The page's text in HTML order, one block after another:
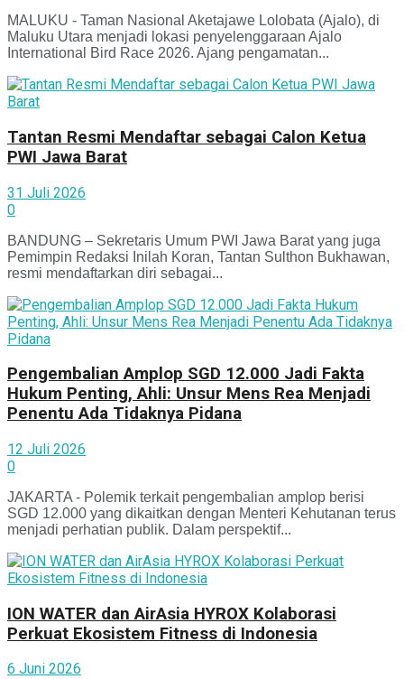
MALUKU - Taman Nasional Aketajawe Lolobata (Ajalo), di
Maluku Utara menjadi lokasi penyelenggaraan Ajalo
International Bird Race 2026. Ajang pengamatan...
Tantan Resmi Mendaftar sebagai Calon Ketua
PWI Jawa Barat
31 Juli 2026
0
BANDUNG – Sekretaris Umum PWI Jawa Barat yang juga
Pemimpin Redaksi Inilah Koran, Tantan Sulthon Bukhawan,
resmi mendaftarkan diri sebagai...
Pengembalian Amplop SGD 12.000 Jadi Fakta
Hukum Penting, Ahli: Unsur Mens Rea Menjadi
Penentu Ada Tidaknya Pidana
12 Juli 2026
0
JAKARTA - Polemik terkait pengembalian amplop berisi
SGD 12.000 yang dikaitkan dengan Menteri Kehutanan terus
menjadi perhatian publik. Dalam perspektif...
ION WATER dan AirAsia HYROX Kolaborasi
Perkuat Ekosistem Fitness di Indonesia
6 Juni 2026